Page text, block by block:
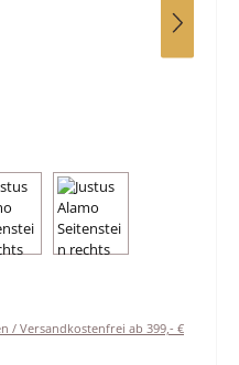
/ Versandkostenfrei ab 399,- €